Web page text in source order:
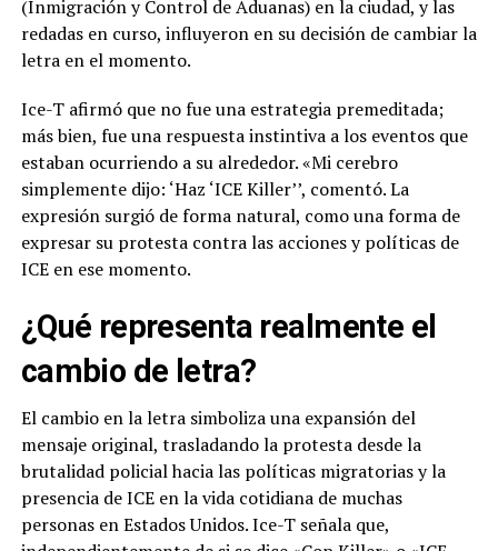
(Inmigración y Control de Aduanas) en la ciudad, y las
redadas en curso, influyeron en su decisión de cambiar la
letra en el momento.
Ice-T afirmó que no fue una estrategia premeditada;
más bien, fue una respuesta instintiva a los eventos que
estaban ocurriendo a su alrededor. «Mi cerebro
simplemente dijo: ‘Haz ‘ICE Killer’’, comentó. La
expresión surgió de forma natural, como una forma de
expresar su protesta contra las acciones y políticas de
ICE en ese momento.
¿Qué representa realmente el
cambio de letra?
El cambio en la letra simboliza una expansión del
mensaje original, trasladando la protesta desde la
brutalidad policial hacia las políticas migratorias y la
presencia de ICE en la vida cotidiana de muchas
personas en Estados Unidos. Ice-T señala que,